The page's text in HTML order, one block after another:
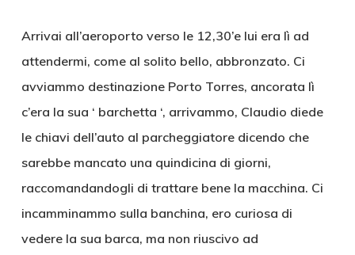
Arrivai all’aeroporto verso le 12,30’e lui era lì ad
attendermi, come al solito bello, abbronzato. Ci
avviammo destinazione Porto Torres, ancorata lì
c’era la sua ‘ barchetta ‘, arrivammo, Claudio diede
le chiavi dell’auto al parcheggiatore dicendo che
sarebbe mancato una quindicina di giorni,
raccomandandogli di trattare bene la macchina. Ci
incamminammo sulla banchina, ero curiosa di
vedere la sua barca, ma non riuscivo ad